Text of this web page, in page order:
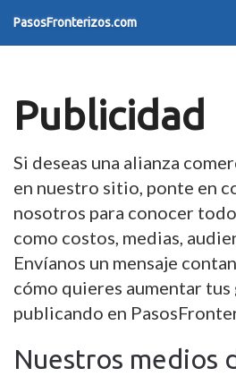
PasosFronterizos.com
Publicidad
Si deseas una alianza
en nuestro sitio, ponte en
nosotros para conocer
como costos, medias,
Envíanos un mensaje
cómo quieres aumentar tus
publicando en
Nuestros medios